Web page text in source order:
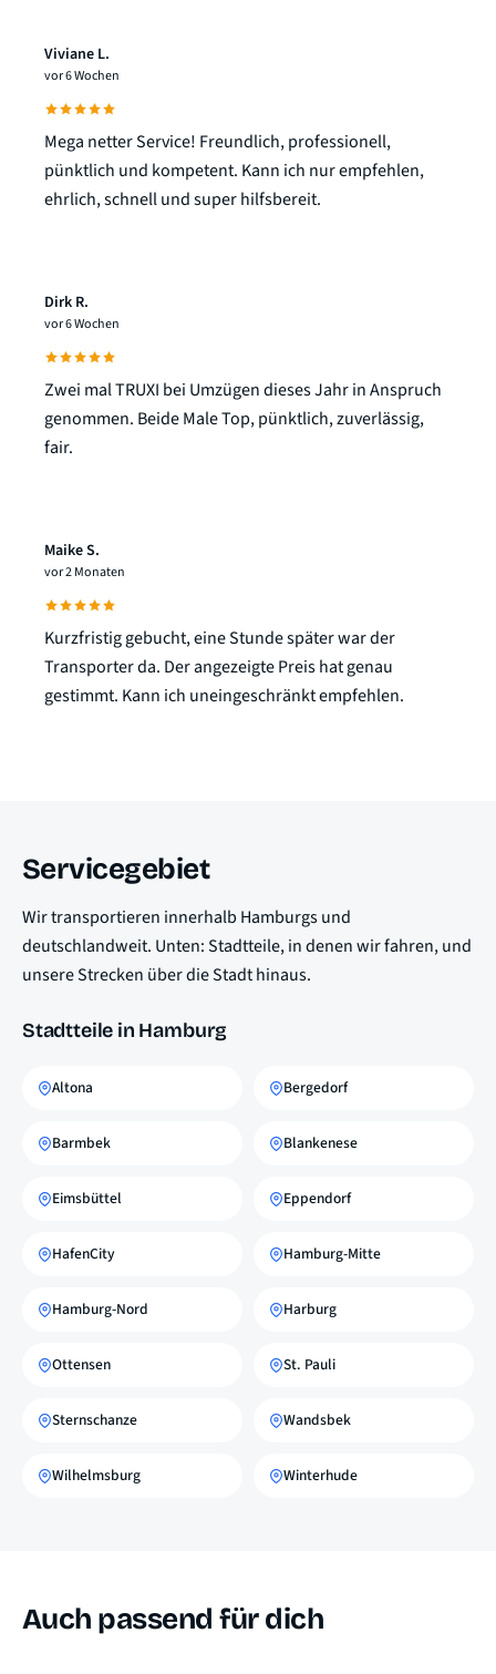
Viviane L.
vor 6 Wochen
Mega netter Service! Freundlich, professionell,
pünktlich und kompetent. Kann ich nur empfehlen,
ehrlich, schnell und super hilfsbereit.
Dirk R.
vor 6 Wochen
Zwei mal TRUXI bei Umzügen dieses Jahr in Anspruch
genommen. Beide Male Top, pünktlich, zuverlässig,
fair.
Maike S.
vor 2 Monaten
Kurzfristig gebucht, eine Stunde später war der
Transporter da. Der angezeigte Preis hat genau
gestimmt. Kann ich uneingeschränkt empfehlen.
Servicegebiet
Wir transportieren innerhalb Hamburgs und
deutschlandweit. Unten: Stadtteile, in denen wir fahren, und
unsere Strecken über die Stadt hinaus.
Stadtteile in Hamburg
Altona Bergedorf
Barmbek Blankenese
Eimsbüttel Eppendorf
HafenCity Hamburg-Mitte
Hamburg-Nord Harburg
Ottensen St. Pauli
Sternschanze Wandsbek
Wilhelmsburg Winterhude
Auch passend für dich